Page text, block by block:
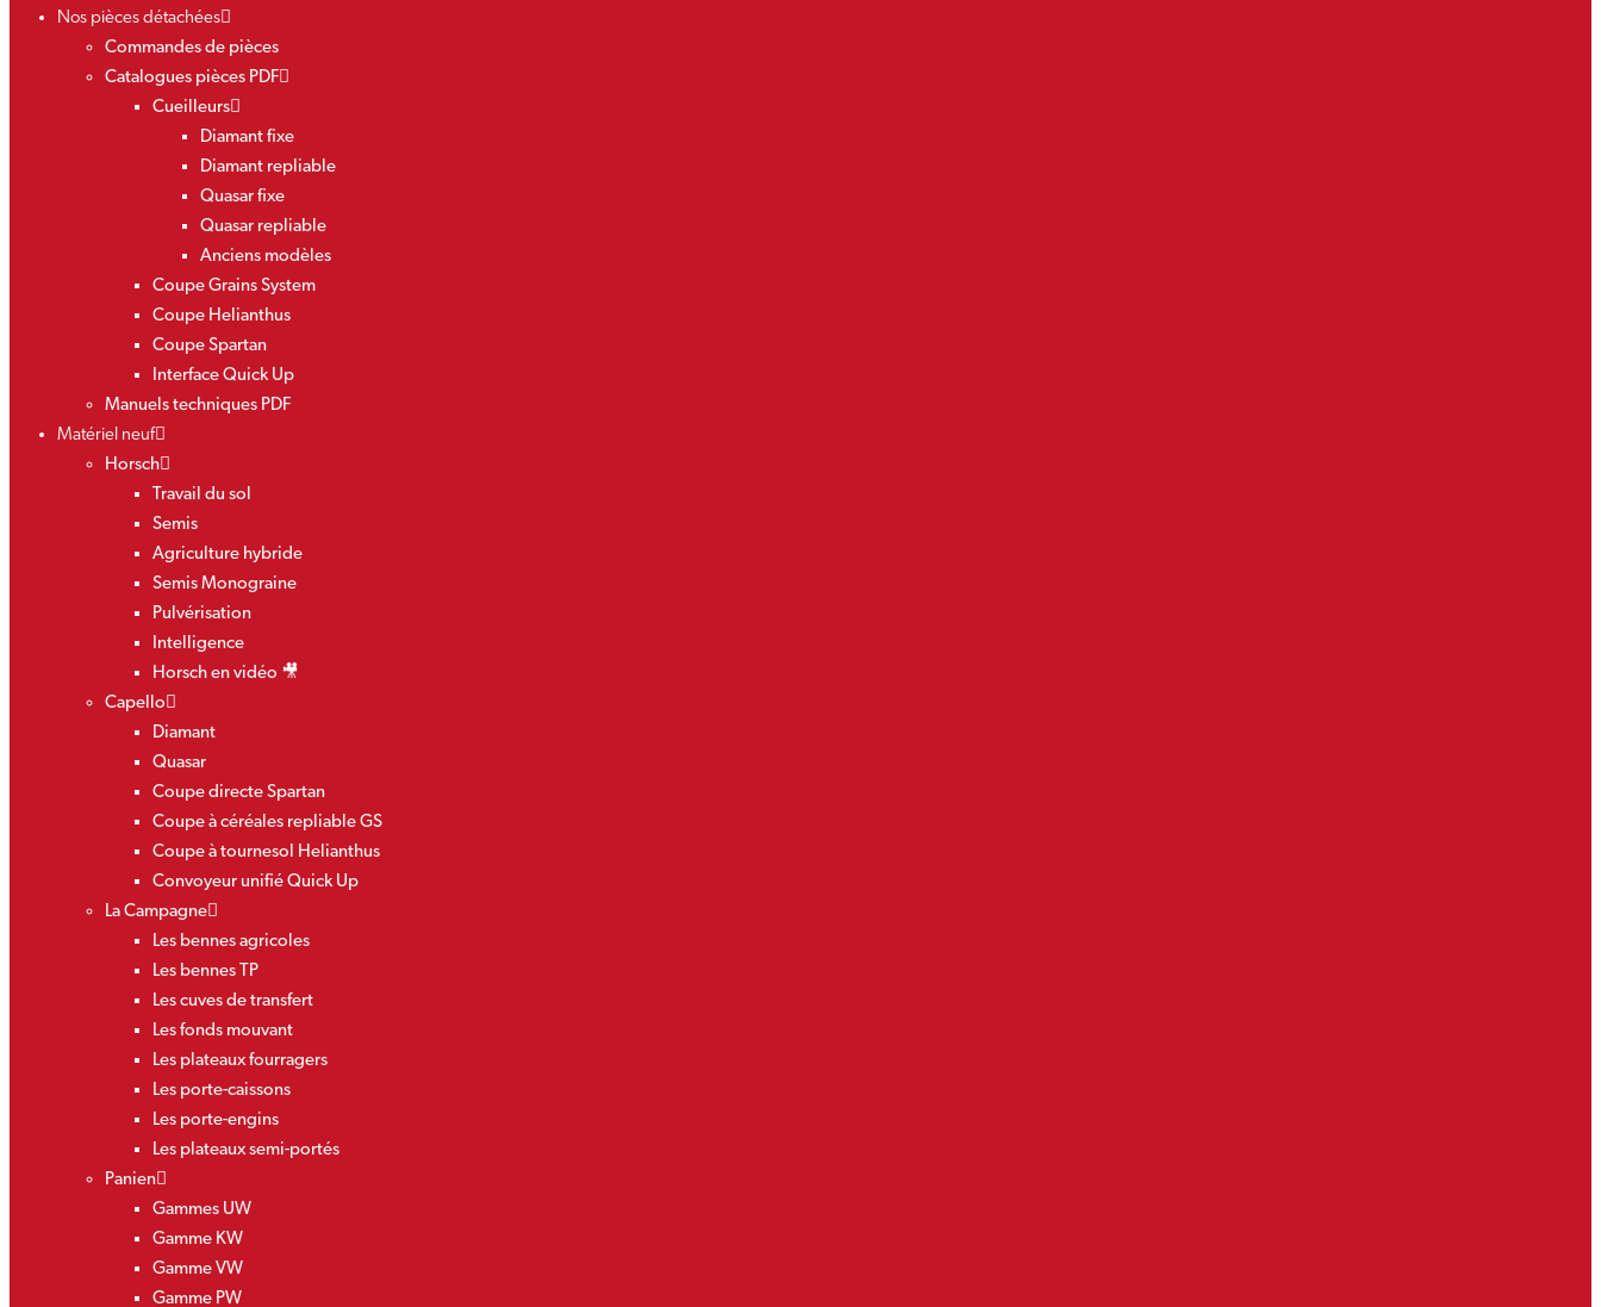
Nos pièces détachées
Commandes de pièces
Catalogues pièces PDF
Cueilleurs
Diamant fixe
Diamant repliable
Quasar fixe
Quasar repliable
Anciens modèles
Coupe Grains System
Coupe Helianthus
Coupe Spartan
Interface Quick Up
Manuels techniques PDF
Matériel neuf
Horsch
Travail du sol
Semis
Agriculture hybride
Semis Monograine
Pulvérisation
Intelligence
Horsch en vidéo 🎥
Capello
Diamant
Quasar
Coupe directe Spartan
Coupe à céréales repliable GS
Coupe à tournesol Helianthus
Convoyeur unifié Quick Up
La Campagne
Les bennes agricoles
Les bennes TP
Les cuves de transfert
Les fonds mouvant
Les plateaux fourragers
Les porte-caissons
Les porte-engins
Les plateaux semi-portés
Panien
Gammes UW
Gamme KW
Gamme VW
Gamme PW